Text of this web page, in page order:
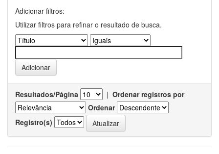
Adicionar filtros:
Utilizar filtros para refinar o resultado de busca.
Resultados/Página | Ordenar registros por
Ordenar
Registro(s)